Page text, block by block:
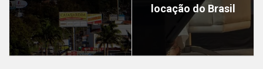
locação do Brasil